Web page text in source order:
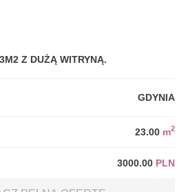
Z DUŻĄ WITRYNĄ.
GDYNIA
23.00 m2
3000.00 PLN